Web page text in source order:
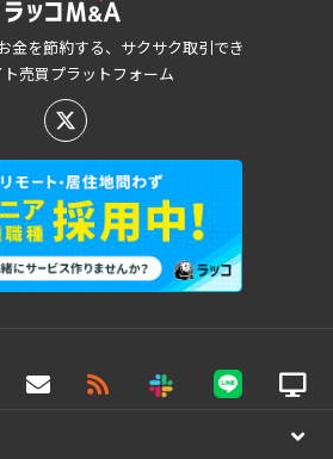
金を節約する、サクサク取引でき
売買プラットフォーム